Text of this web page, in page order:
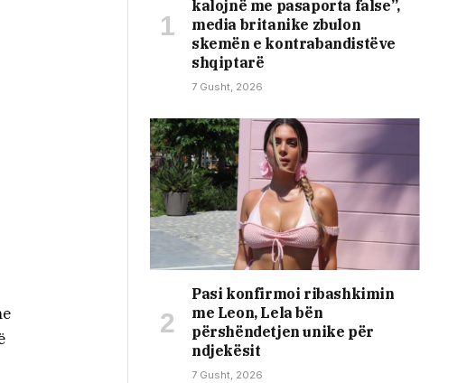
kalojnë me pasaporta false”,
media britanike zbulon
skemën e kontrabandistëve
shqiptarë
7 Gusht, 2026
Pasi konfirmoi ribashkimin
me Leon, Lela bën
përshëndetjen unike për
ndjekësit
7 Gusht, 2026